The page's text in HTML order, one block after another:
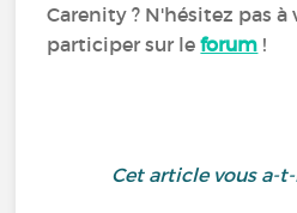
Carenity ? N'hésitez pas à
participer sur leforum !
Cet article vous a-